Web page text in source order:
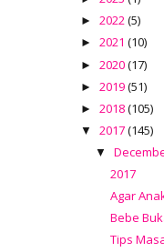
►2022(5)
►2021(10)
►2020(17)
►2019(51)
►2018(105)
▼2017(145)
▼
2017
Agar
Bebe
Tips